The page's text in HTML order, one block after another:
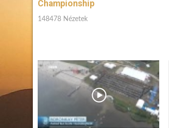
Championship
148478 Nézetek